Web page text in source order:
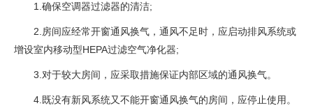
1.确保空调器过滤器的清洁;
2.房间应经常开窗通风换气，通风不足时，应启动排风系统或
增设室内移动型HEPA过滤空气净化器;
3.对于较大房间，应采取措施保证内部区域的通风换气。
4.既没有新风系统又不能开窗通风换气的房间，应停止使用。